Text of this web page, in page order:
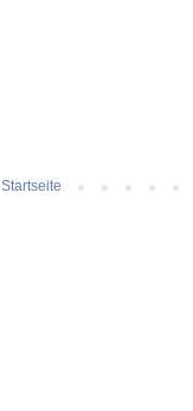
Startseite